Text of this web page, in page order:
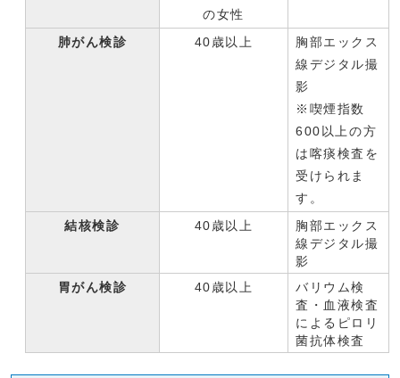
の女性
肺がん検診 40歳以上
胸部エックス
線デジタル撮
影
※喫煙指数
600以上の方
は喀痰検査を
受けられま
す。
結核検診 40歳以上
胸部エックス
線デジタル撮
影
胃がん検診
40歳以上
バリウム検
査・血液検査
によるピロリ
菌抗体検査